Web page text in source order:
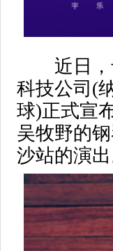
近日，
科技公司(
球)正式宣
吴牧野的
沙站的演出